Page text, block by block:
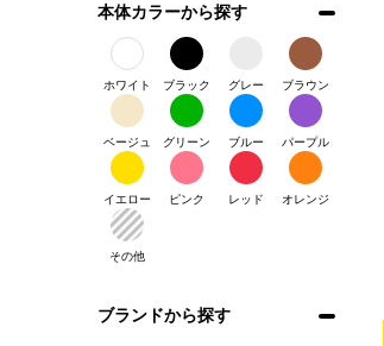
本体カラーから探す
ホワイト ブラック グレー ブラウン
ベージュ グリーン ブルー パープル
イエロー ピンク レッド オレンジ
その他
ブランドから探す